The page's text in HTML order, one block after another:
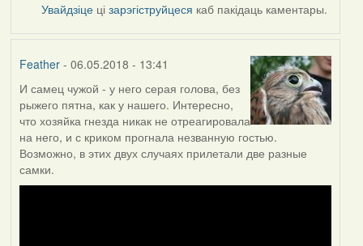
Увайдзіце цізарэгіструйцеся каб пакідаць каментары.
Feather- 06.05.2018 - 13:41
И самец чужой - у него серая голова, без
рыжего пятна, как у нашего. Интересно,
что хозяйка гнезда никак не отреагировала
на него, и с криком прогнала незванную гостью.
Возможно, в этих двух случаях прилетали две разные
самки.